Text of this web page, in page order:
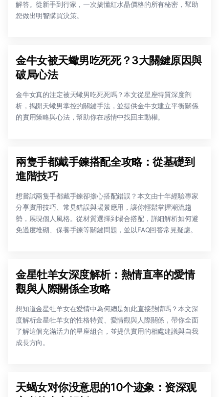
解答。從新手到行家，一次搞懂紅水晶價格的所有秘密，幫助
您做出明智購買決策。
金牛女被天蠍男吃死死？3大關鍵原因與
破局心法
金牛女真的注定被天蠍男吃死死嗎？本文從星座特質深度剖
析，揭開天蠍男掌控的關鍵手法，並提供金牛女建立平衡關係
的實用策略與心法，幫助你在感情中找回主動權。
兩隻手都戴手鍊搭配全攻略：從基礎到
進階技巧
想嘗試兩隻手都戴手鍊卻擔心搭配錯誤？本文由十年經驗專家
分享實用技巧、常見錯誤與場景應用，讓你輕鬆掌握潮流趨
勢，展現個人風格。從材質選擇到場合搭配，詳細解析如何避
免過度堆砌、保養手鍊等關鍵問題，並以FAQ回答常見疑慮。
金星牡羊女深度解析：熱情直率的愛情
觀與人際關係全攻略
想知道金星牡羊女在愛情中為何總是如此直接熱情嗎？本文深
度解析金星牡羊女的性格特質、愛情觀與人際關係，帶你全面
了解這個充滿活力的星座組合，並提供實用的相處建議與自我
成長方向。
天蝎女对你没意思的10个迹象：资深观